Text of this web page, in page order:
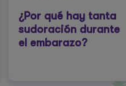
¿Por qué hay tanta
sudoración durante
el embarazo?